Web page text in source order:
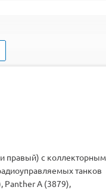
/ TG3858 / TG3878 /
правый) с
танков
Panther A (3879),